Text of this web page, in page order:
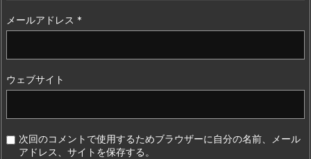
メールアドレス *
ウェブサイト
次回のコメントで使用するためブラウザーに自分の名前、メール
アドレス、サイトを保存する。